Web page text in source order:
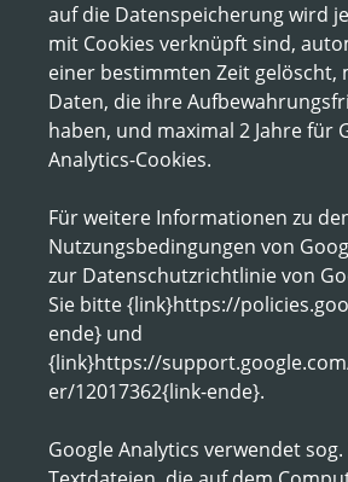
auf die Datenspeicherung wird
mit Cookies verknüpft sind,
einer bestimmten Zeit gelöscht,
Daten, die ihre
haben, und maximal 2 Jahre für
Analytics-Cookies.
Für weitere Informationen zu
Nutzungsbedingungen von
zur Datenschutzrichtlinie von
Sie bitte {link}https://
ende} und
{link}https://
er/12017362{link-ende}.
Google Analytics verwendet sog.